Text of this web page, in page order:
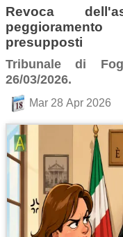
Revoca
peggioramento
presupposti
Tribunale di
26/03/2026.
Mar 28 Apr 2026